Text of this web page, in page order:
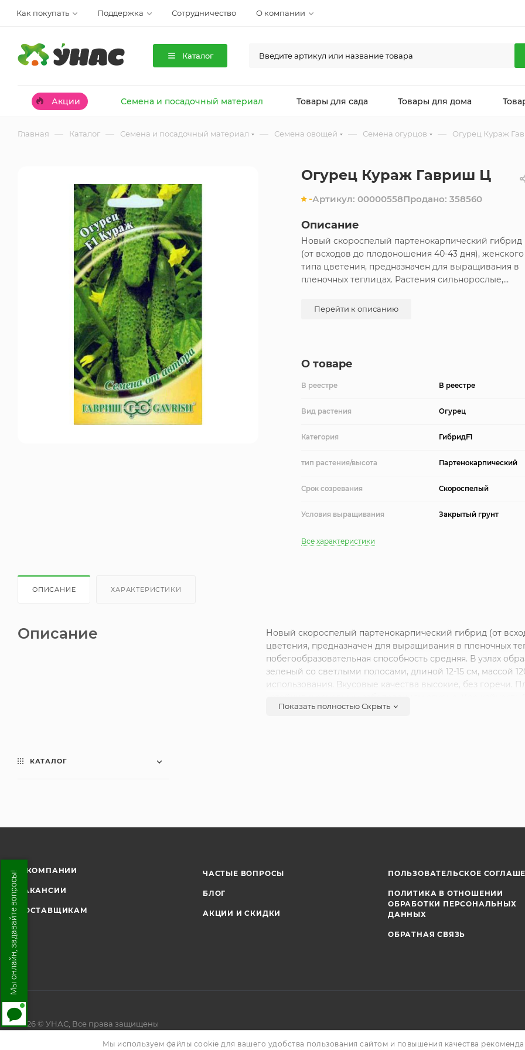
Как покупать Поддержка Сотрудничество О компании
Каталог
Акции Семена и посадочный материал Товары для сада Товары для дома
Главная — Каталог — Семена и посадочный материал — Семена овощей — Семена огурцов — Огурец Кураж
Огурец Кураж Гавриш Ц
-Артикул: 00000558Продано: 358560
Описание
Новый скороспелый партенокарпический гибрид
(от всходов до плодоношения 40-43 дня), женского
типа цветения, предназначен для выращивания в
пленочных теплицах. Растения сильнорослые,
узлах образуется по 2-4 завязи (до 5-6 штук).
посадки 2,5-3,0 раст/м2. Относительно устойчив к
основным заболеваниям огурца. Урожайность 6-8
Перейти к описанию
О товаре
В реестре В реестре
Вид растения Огурец
Категория ГибридF1
тип растения/высота Партенокарпический
Срок созревания Скороспелый
Условия выращивания Закрытый грунт
Все характеристики
ОПИСАНИЕ ХАРАКТЕРИСТИКИ
Описание
Новый скороспелый партенокарпический гибрид (от
цветения, предназначен для выращивания в пленочных
побегообразовательная способность средняя. В узлах
зеленый со светлыми полосами, длиной 12-15 см, массой
использования. Вкусовые качества высокие, без горечи.
Показать полностьюСкрыть
КАТАЛОГ
О КОМПАНИИ
ВАКАНСИИ
ПОСТАВЩИКАМ
ЧАСТЫЕ ВОПРОСЫ
БЛОГ
АКЦИИ И СКИДКИ
ПОЛЬЗОВАТЕЛЬСКОЕ
ПОЛИТИКА В ОТНОШЕНИИ
ОБРАБОТКИ ПЕРСОНАЛЬНЫХ
ДАННЫХ
ОБРАТНАЯ СВЯЗЬ
2026 © УНАС, Все права защищены
Мы используем файлы cookie для вашего удобства пользования сайтом и повышения качества
Мы онлайн, задавайте вопросы!